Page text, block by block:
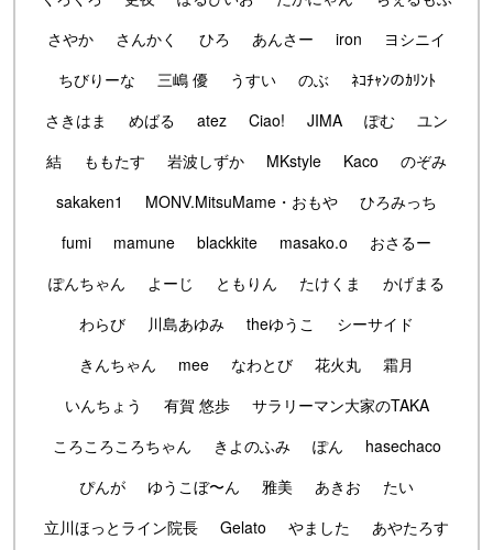
さやか
さんかく ひろ あんさー iron
ヨシニイ
ちびりーな
三嶋 優 うすい のぶ
ﾈｺﾁｬﾝのｶﾘﾝﾄ
さきはま
めばる atez Ciao! JIMA ぽむ
ユン
結
ももたす 岩波しずか MKstyle Kaco
のぞみ
sakaken1
MONV.MitsuMame・おもや
ひろみっち
fumi
mamune blackkite masako.o
おさるー
ぽんちゃん
よーじ ともりん たけくま
かげまる
わらび
川島あゆみ theゆうこ
シーサイド
きんちゃん
mee なわとび 花火丸
霜月
いんちょう
有賀 悠歩
サラリーマン大家のTAKA
ころころころちゃん
きよのふみ ぽん
hasechaco
ぴんが
ゆうこぼ〜ん 雅美 あきお
たい
立川ほっとライン院長
Gelato やました
あやたろす